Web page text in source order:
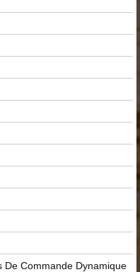
De Commande Dynamique